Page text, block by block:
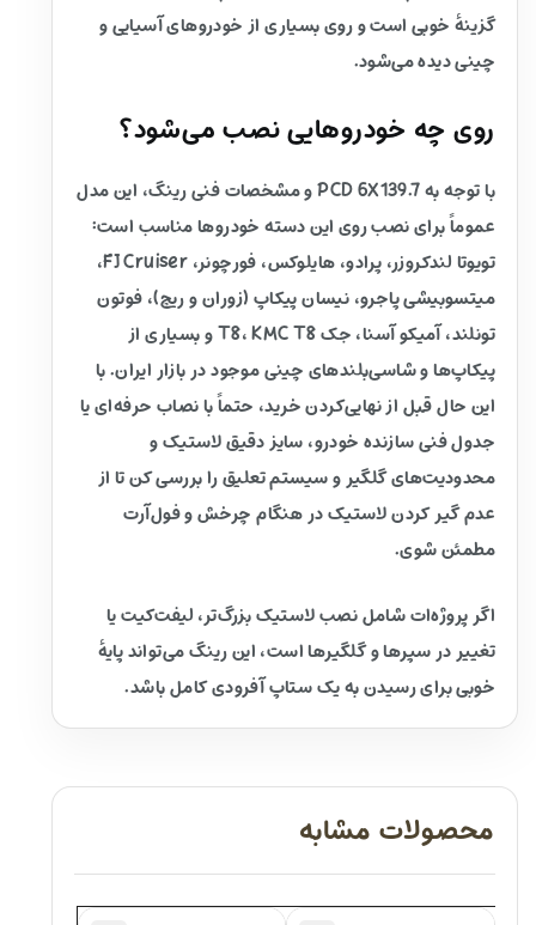
گزینهٔ خوبی است و روی بسیاری از خودروهای آسیایی و
چینی دیده می‌شود.
روی چه خودروهایی نصب می‌شود؟
با توجه به PCD 6X139.7 و مشخصات فنی رینگ، این مدل
عموماً برای نصب روی این دسته خودروها مناسب است:
تویوتا لندکروزر، پرادو، هایلوکس، فورچونر، FJ Cruiser،
میتسوبیشی پاجرو، نیسان پیکاپ (زوران و ریچ)، فوتون
تونلند، آمیکو آسنا، جک T8، KMC T8 و بسیاری از
پیکاپ‌ها و شاسی‌بلندهای چینی موجود در بازار ایران. با
این حال قبل از نهایی‌کردن خرید، حتماً با نصاب حرفه‌ای یا
جدول فنی سازنده خودرو، سایز دقیق لاستیک و
محدودیت‌های گلگیر و سیستم تعلیق را بررسی کن تا از
عدم گیر کردن لاستیک در هنگام چرخش و فول‌آرت
مطمئن شوی.
اگر پروژه‌ات شامل نصب لاستیک بزرگ‌تر، لیفت‌کیت یا
تغییر در سپرها و گلگیرها است، این رینگ می‌تواند پایهٔ
خوبی برای رسیدن به یک ستاپ آفرودی کامل باشد.
محصولات مشابه